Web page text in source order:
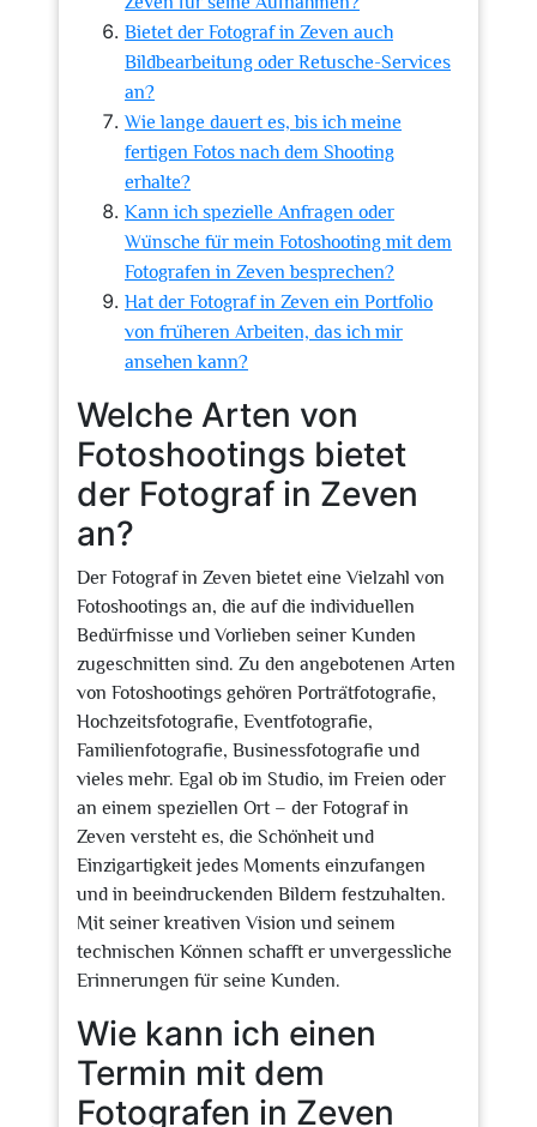
Bietet der Fotograf in Zeven auch
Bildbearbeitung oder Retusche-Services
an?
Wie lange dauert es, bis ich meine
fertigen Fotos nach dem Shooting
erhalte?
Kann ich spezielle Anfragen oder
Wünsche für mein Fotoshooting mit dem
Fotografen in Zeven besprechen?
Hat der Fotograf in Zeven ein Portfolio
von früheren Arbeiten, das ich mir
ansehen kann?
Welche Arten von
Fotoshootings bietet
der Fotograf in Zeven
an?
Der Fotograf in Zeven bietet eine Vielzahl von
Fotoshootings an, die auf die individuellen
Bedürfnisse und Vorlieben seiner Kunden
zugeschnitten sind. Zu den angebotenen Arten
von Fotoshootings gehören Porträtfotografie,
Hochzeitsfotografie, Eventfotografie,
Familienfotografie, Businessfotografie und
vieles mehr. Egal ob im Studio, im Freien oder
an einem speziellen Ort – der Fotograf in
Zeven versteht es, die Schönheit und
Einzigartigkeit jedes Moments einzufangen
und in beeindruckenden Bildern festzuhalten.
Mit seiner kreativen Vision und seinem
technischen Können schafft er unvergessliche
Erinnerungen für seine Kunden.
Wie kann ich einen
Termin mit dem
Fotografen in Zeven